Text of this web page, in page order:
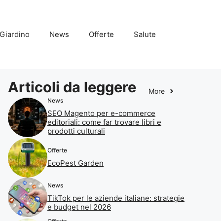
Giardino News Offerte Salute
Articoli da leggere More
News
SEO Magento per e-commerce
editoriali: come far trovare libri e
prodotti culturali
Offerte
EcoPest Garden
News
TikTok per le aziende italiane: strategie
e budget nel 2026